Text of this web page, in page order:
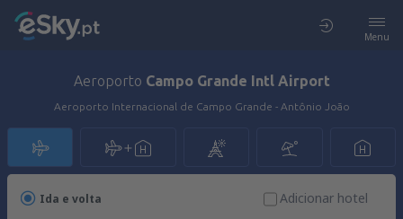
Menu
Aeroporto Campo Grande Intl Airport
Aeroporto Internacional de Campo Grande - Antônio João
Ida e volta
Adicionar hotel